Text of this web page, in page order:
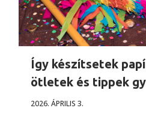
Így készítsetek
ötletek és tippek
2026. ÁPRILIS 3.